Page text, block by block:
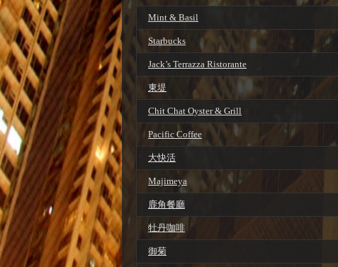
Mint & Basil
Starbucks
Jack’s Terrazza Ristorante
東堤
Chit Chat Oyster & Grill
Pacific Coffee
大快活
Majimeya
鹿角餐廳
牡丹咖啡
御菊